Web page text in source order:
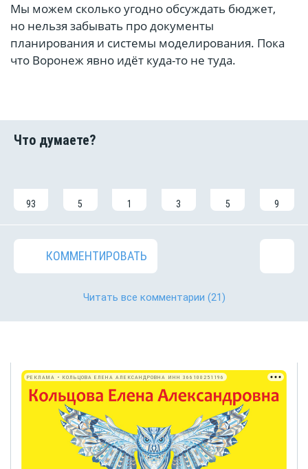
Мы можем сколько угодно обсуждать бюджет,
но нельзя забывать про документы
планирования и системы моделирования. Пока
что Воронеж явно идёт куда-то не туда.
93 5 1 3 5 9
КОММЕНТИРОВАТЬ
Читать все комментарии (21)
РЕКЛАМА • КОЛЬЦОВА ЕЛЕНА АЛЕКСАНДРОВНА ИНН 366100251196